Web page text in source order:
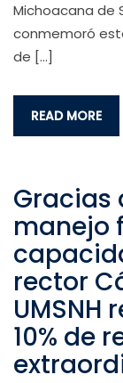
Michoacana de
conmemoró
de […]
READ MORE
Gracias
manejo
rector
UMSNH
10% de